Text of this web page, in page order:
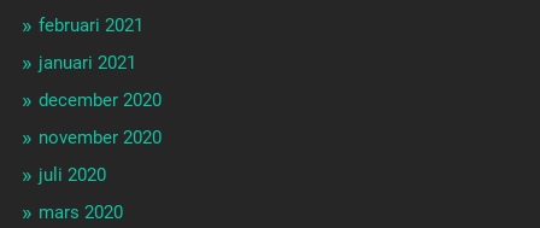
februari 2021
januari 2021
december 2020
november 2020
juli 2020
mars 2020